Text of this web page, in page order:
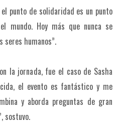
punto de solidaridad es un punto
mundo. Hoy más que nunca se
humanos”.
la jornada, fue el caso de Sasha
el evento es fantástico y me
y aborda preguntas de gran
sostuvo.